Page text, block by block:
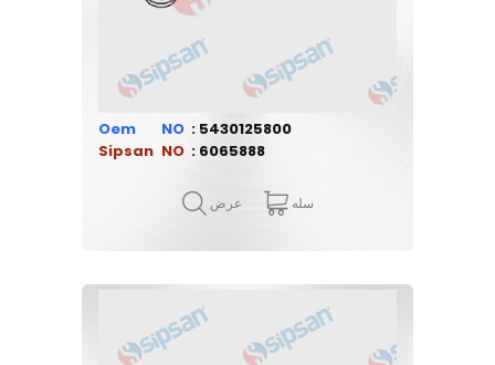
Oem
5430125800
Sipsan
6065888
عرض سله